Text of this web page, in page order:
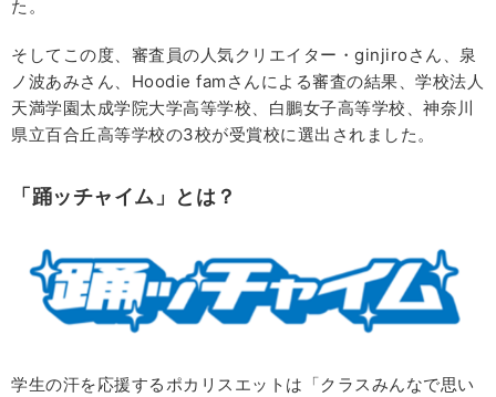
た。
そしてこの度、審査員の人気クリエイター・ginjiroさん、泉
ノ波あみさん、Hoodie famさんによる審査の結果、学校法人
天満学園太成学院大学高等学校、白鵬女子高等学校、神奈川
県立百合丘高等学校の3校が受賞校に選出されました。
「踊ッチャイム」とは？
学生の汗を応援するポカリスエットは「クラスみんなで思い